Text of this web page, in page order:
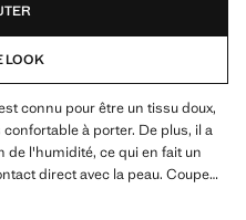
LOOK
connu pour être un tissu doux,
à porter. De plus, il a
de l'humidité, ce qui en fait un
direct avec la peau. Coupe